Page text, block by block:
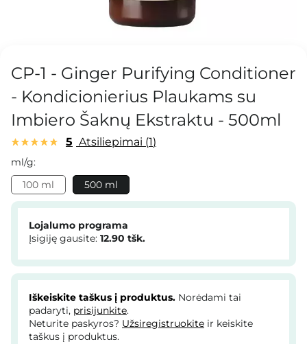
CP-1 - Ginger Purifying Conditioner
- Kondicionierius Plaukams su
Imbiero Šaknų Ekstraktu - 500ml
5 Atsiliepimai 1
ml/g:
100 ml
500 ml
Lojalumo programa
Įsigiję gausite: 12.90 tšk.
Iškeiskite taškus į produktus. Norėdami tai
padaryti, prisijunkite.
Neturite paskyros? Užsiregistruokite ir keiskite
taškus į produktus.